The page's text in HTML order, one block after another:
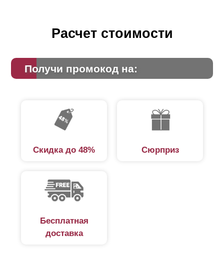
Расчет стоимости
Получи промокод на:
Скидка до 48% Сюрприз
Бесплатная
доставка